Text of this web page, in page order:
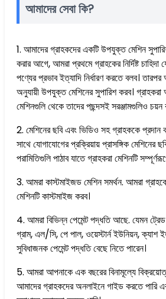
আমাদের সেবা কি?
1. আমাদের গ্রাহকদের একটি উপযুক্ত মেশিন
করার আগে, আমরা প্রথমে গ্রাহকের নির্দিষ্ট
পণ্যের প্রভাব ইত্যাদি নির্ধারণ করতে বলব।
অনুযায়ী উপযুক্ত মেশিনের সুপারিশ করব।
মেশিনগুলি থেকে তাদের পছন্দসই সরঞ্জামগুলিও চয়ন
2. মেশিনের ছবি এবং ভিডিও সহ গ্রাহককে
সাথে যোগাযোগের প্রক্রিয়ায় প্রাসঙ্গিক মেশিনের
পরামিতিগুলি পাঠাব যাতে গ্রাহকরা মেশিনটি
3. আমরা কাস্টমাইজড মেশিন সমর্থন. আমরা গ্রাহকের
মেশিনটি কাস্টমাইজ করব।
4. আমরা বিভিন্ন পেমেন্ট পদ্ধতি আছে. যেমন ট্রেড
গ্রাম, এল/সি, পে পাল, ওয়েস্টার্ন ইউনিয়ন, ক্যাশ
সুবিধাজনক পেমেন্ট পদ্ধতি বেছে নিতে পারেন।
5. আমরা আপনাকে এক বছরের বিনামূল্যে
আমাদের গ্রাহকদের অনলাইনে গাইড করতে পারি